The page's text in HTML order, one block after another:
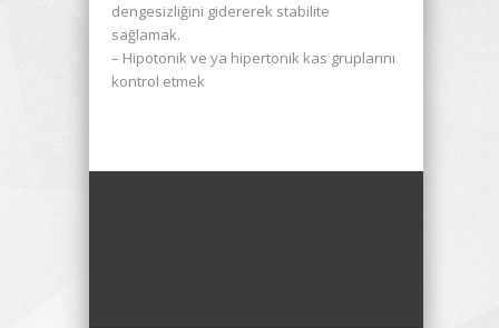
dengesizliğini gidererek stabilite
sağlamak.
– Hipotonik ve ya hipertonik kas gruplarını
kontrol etmek